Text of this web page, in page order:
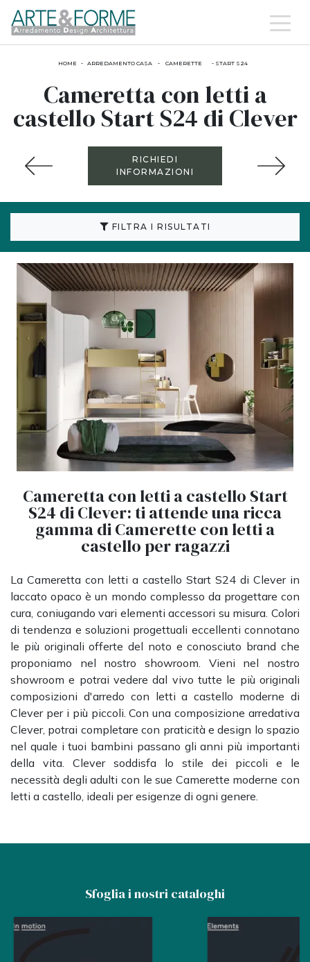
HOME - ARREDAMENTO CASA - CAMERETTE - START S24
Cameretta con letti a
castello Start S24 di Clever
RICHIEDI
INFORMAZIONI
FILTRA I RISULTATI
Cameretta con letti a castello Start
S24 di Clever: ti attende una ricca
gamma di Camerette con letti a
castello per ragazzi
La Cameretta con letti a castello Start S24 di Clever in
laccato opaco è un mondo complesso da progettare con
cura, coniugando vari elementi accessori su misura. Colori
di tendenza e soluzioni progettuali eccellenti connotano
le più originali offerte del noto e conosciuto brand che
proponiamo nel nostro showroom. Vieni nel nostro
showroom e potrai vedere dal vivo tutte le più originali
composizioni d'arredo con letti a castello moderne di
Clever per i più piccoli. Con una composizione arredativa
Clever, potrai completare con praticità e design lo spazio
nel quale i tuoi bambini passano gli anni più importanti
della vita. Clever soddisfa lo stile dei piccoli e le
necessità degli adulti con le sue Camerette moderne con
letti a castello, ideali per esigenze di ogni genere.
Sfoglia i nostri cataloghi